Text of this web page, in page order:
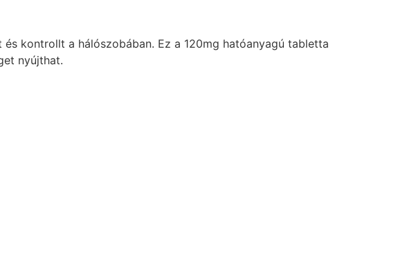
kontrollt a hálószobában. Ez a 120mg hatóanyagú tabletta
nyújthat.